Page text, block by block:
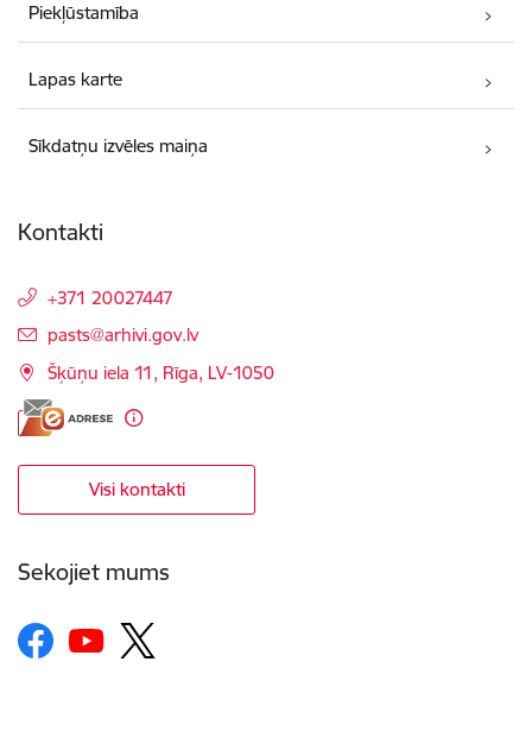
Piekļūstamība
Lapas karte
Sīkdatņu izvēles maiņa
Kontakti
+371 20027447
E-pasts:
pasts@arhivi.gov.lv
Šķūņu iela 11, Rīga, LV-1050
Visi kontakti
Sekojiet mums